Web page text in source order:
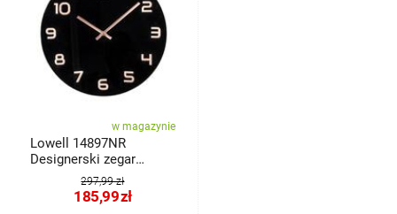
w magazynie
Lowell 14897NR
Designerski zegar
ścienny śr. 38 cm
297,99 zł
185,99zł